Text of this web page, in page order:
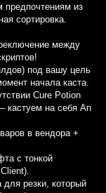
предпочтениям из
сортировка.
между
под вашу цель
начала каста.
Cure Potion
кастуем на себя An
в вендора +
с тонкой
резки, который